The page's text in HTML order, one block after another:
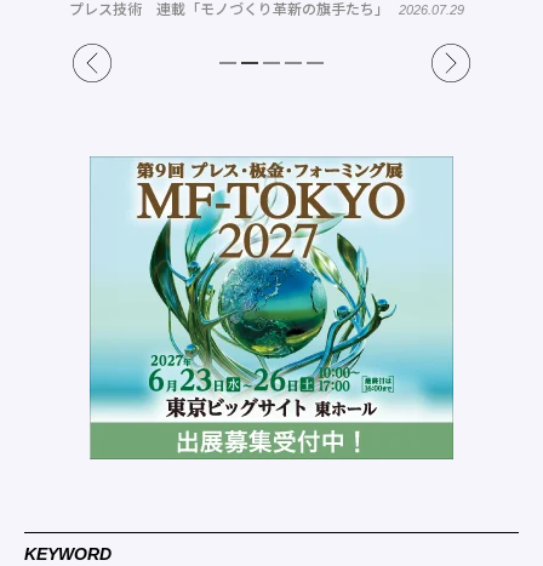
プレス技術 連載「モノづくり革新の旗手たち」 2026.07.29
KEYWORD